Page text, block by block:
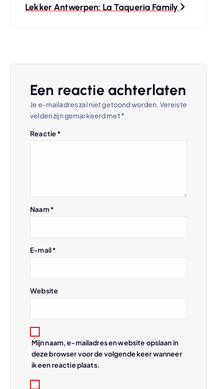
h
Lekker Antwerpen: La Taqueria Family
Een reactie achterlaten
Je e-mailadres zal niet getoond worden. Vereiste
velden zijn gemarkeerd met*
Reactie *
Naam*
E-mail*
Website
Mijn naam, e-mailadres en website opslaan in
deze browser voor de volgende keer wanneer
ik een reactie plaats.